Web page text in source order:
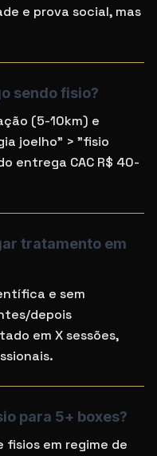
e prova social, mas
sendo fisio?
(5-10km) e
joelho" > "fisio
entrega CAC R$ 40-
tratamento em
e sem
depois
em X sessões,
para 5+ boxes?
em regime de